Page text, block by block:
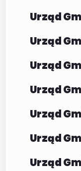
Urząd
Urząd
Urząd
Urząd
Urząd
Urząd
Urząd